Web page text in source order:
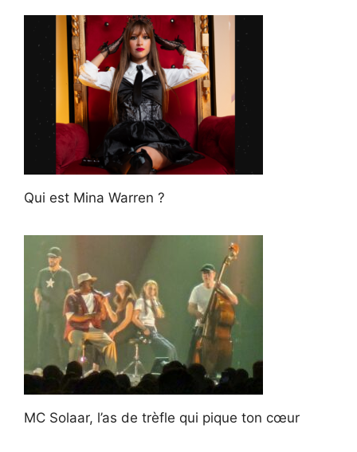
Qui est Mina Warren ?
MC Solaar, l’as de trèfle qui pique ton cœur